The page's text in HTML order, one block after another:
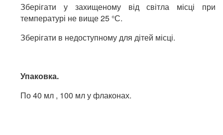
Зберігати у захищеному від світла місці при
температурі не вище 25 °С.
Зберігати в недоступному для дітей місці.
Упаковка.
По 40 мл , 100 мл у флаконах.